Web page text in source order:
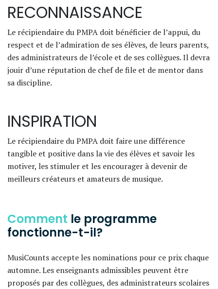
RECONNAISSANCE
Le récipiendaire du PMPA doit bénéficier de l’appui, du
respect et de l’admiration de ses élèves, de leurs parents,
des administrateurs de l’école et de ses collègues. Il devra
jouir d’une réputation de chef de file et de mentor dans
sa discipline.
INSPIRATION
Le récipiendaire du PMPA doit faire une différence
tangible et positive dans la vie des élèves et savoir les
motiver, les stimuler et les encourager à devenir de
meilleurs créateurs et amateurs de musique.
Comment le programme
fonctionne-t-il?
MusiCounts accepte les nominations pour ce prix chaque
automne. Les enseignants admissibles peuvent être
proposés par des collègues, des administrateurs scolaires